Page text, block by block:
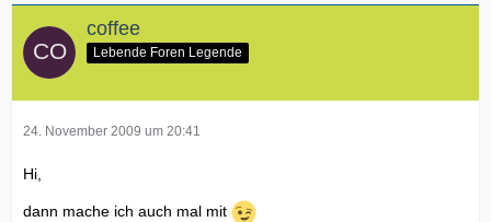
coffee
Lebende Foren Legende
24. November 2009 um 20:41
Hi,
dann mache ich auch mal mit